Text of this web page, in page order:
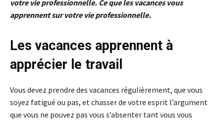
votre vie professionnelle. Ce que les vacances vous
apprennent sur votre vie professionnelle.
Les vacances apprennent à
apprécier le travail
Vous devez prendre des vacances régulièrement, que vous
soyez fatigué ou pas, et chasser de votre esprit l’argument
que vous ne pouvez pas vous s’absenter tant vous vous